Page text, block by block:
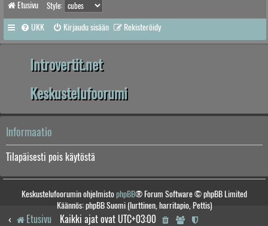
Etusivu Style:
UKK Kirjaudu sisään Rekisteröidy
Introvertit.net
Keskustelufoorumi
Informaatio
Tilapäisesti pois käytöstä
Keskustelufoorumin ohjelmistophpBB® Forum Software © phpBB Limited
Käännös: phpBB Suomi (lurttinen, harritapio, Pettis)
Etusivu Kaikki ajat ovat UTC+03:00